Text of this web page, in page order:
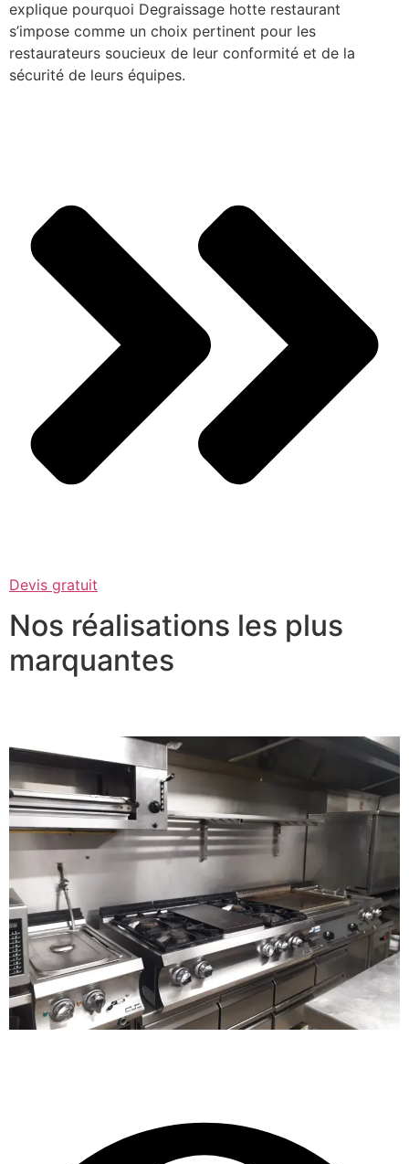
explique pourquoi Degraissage hotte restaurant
s’impose comme un choix pertinent pour les
restaurateurs soucieux de leur conformité et de la
sécurité de leurs équipes.
Devis gratuit
Nos réalisations les plus
marquantes